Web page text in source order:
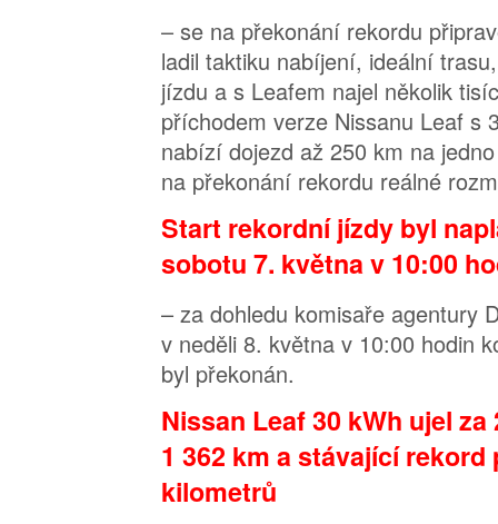
– se na překonání rekordu
ladil taktiku nabíjení, ideální
jízdu a s Leafem najel několik
příchodem verze Nissanu Leaf s
nabízí dojezd až 250 km na
na překonání rekordu reálné
Start rekordní jízdy byl
sobotu 7. května v 10:00
– za dohledu komisaře agentury
v neděli 8. května v 10:00 hodin
byl překonán.
Nissan Leaf 30 kWh ujel
1 362 km a stávající rekord
kilometrů